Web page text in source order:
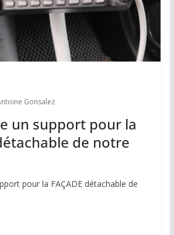
Gonsalez
un support pour la
de notre
pour la FAÇADE détachable de